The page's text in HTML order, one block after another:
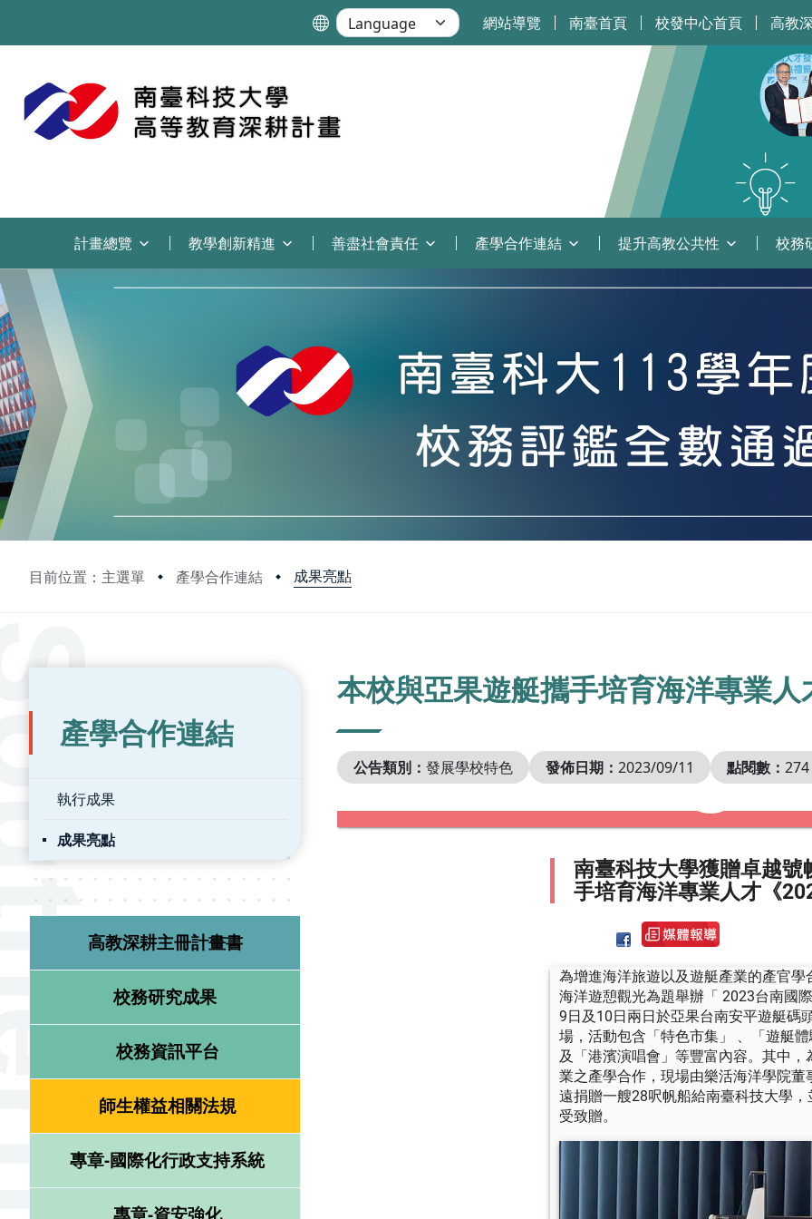
網站導覽 南臺首頁 校發中心首頁 高教
計畫總覽 教學創新精進 善盡社會責任 產學合作連結 提升高教公共性 校務
目前位置：主選單 產學合作連結 成果亮點
:::
產學合作連結
執行成果
成果亮點
高教深耕主冊計畫書
校務研究成果
校務資訊平台
師生權益相關法規
專章-國際化行政支持系統
專章-資安強化
本校與亞果遊艇攜手培育海洋專業人
公告類別： 發展學校特色 發佈日期： 2023/09/11 點閱數： 274